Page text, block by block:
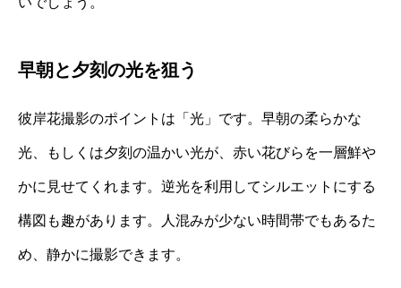
早朝と夕刻の光を狙う
彼岸花撮影のポイントは「光」です。早朝の柔らかな
光、もしくは夕刻の温かい光が、赤い花びらを一層鮮や
かに見せてくれます。逆光を利用してシルエットにする
構図も趣があります。人混みが少ない時間帯でもあるた
め、静かに撮影できます。